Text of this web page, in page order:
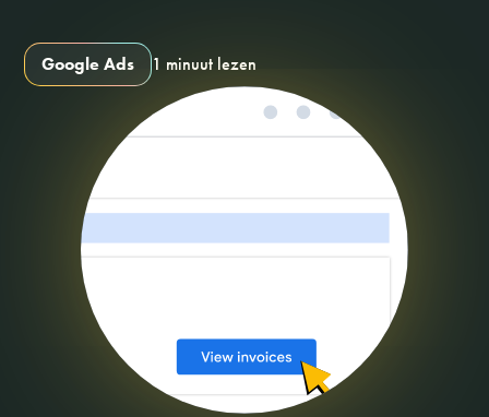
Google Ads 1 minuut lezen